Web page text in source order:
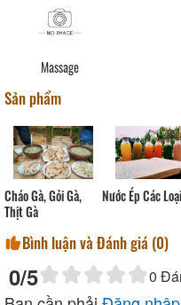
Massage
Sản phẩm
Cháo Gà, Gỏi Gà,
Thịt Gà
Nước Ép Các Loại
Bình luận và Đánh giá (0)
0/5 0